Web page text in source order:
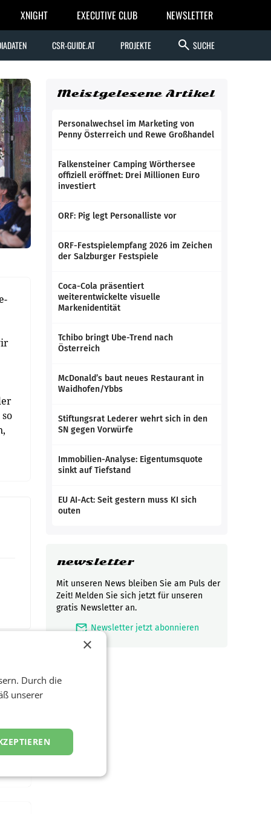
XNIGHT EXECUTIVE CLUB NEWSLETTER
CSR-GUIDE.AT PROJEKTE search SUCHE
und
AMSTERDAM.
Meistgelesene Artikel
Personalwechsel im Marketing von
Penny Österreich und Rewe Großhandel
Falkensteiner Camping Wörthersee
offiziell eröffnet: Drei Millionen Euro
investiert
ORF: Pig legt Personalliste vor
ORF-Festspielempfang 2026 im Zeichen
der Salzburger Festspiele
Coca-Cola präsentiert
weiterentwickelte visuelle
Markenidentität
Tchibo bringt Ube-Trend nach
Österreich
McDonald’s baut neues Restaurant in
Waidhofen/Ybbs
Stiftungsrat Lederer wehrt sich in den
SN gegen Vorwürfe
Immobilien-Analyse: Eigentumsquote
sinkt auf Tiefstand
EU AI-Act: Seit gestern muss KI sich
outen
newsletter
Mit unseren News bleiben Sie am Puls der
Zeit! Melden Sie sich jetzt für unseren
gratis Newsletter an.
mark_email_read Newsletter jetzt abonnieren
×
Durch die
unserer